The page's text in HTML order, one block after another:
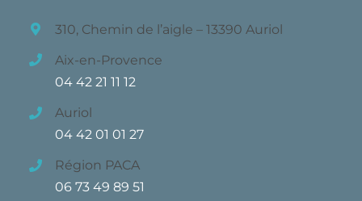
310, Chemin de l’aigle – 13390 Auriol
Aix-en-Provence
04 42 21 11 12
Auriol
04 42 01 01 27
Région PACA
06 73 49 89 51